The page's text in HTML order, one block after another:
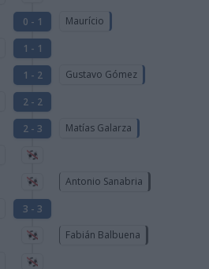
0 - 1
Maurício
1 - 1
1 - 2
Gustavo Gómez
2 - 2
2 - 3
Matías Galarza
Antonio Sanabria
3 - 3
Fabián Balbuena